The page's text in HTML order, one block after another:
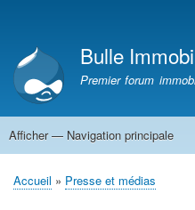
compte
de
l'utilisateur
Bulle
Premier forum
Navigation
Afficher — Navigation principale
Accueil
Fil
Accueil Presse et médias